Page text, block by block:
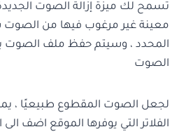
تسمح لك ميزة إزالة الصوت
معينة غير مرغوب فيها من الصوت
المحدد ، وسيتم حفظ ملف الصوت
الصوت
لجعل الصوت المقطوع طبيعيًا ،
الفلاتر التي يوفرها الموقع اضف